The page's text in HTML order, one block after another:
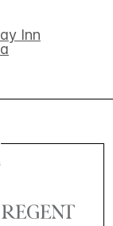
Inn